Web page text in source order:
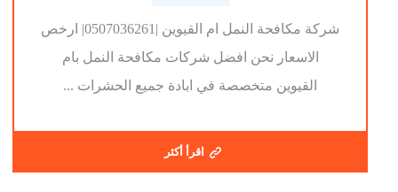
شركة مكافحة النمل ام القيوين |0507036261| ارخص
الاسعار نحن افضل شركات مكافحة النمل بام
القيوين متخصصة في ابادة جميع الحشرات ...
اقرأ أكثر